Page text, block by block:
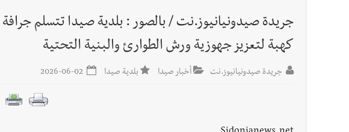
جريدة صيدونيانيوز.نت / بالصور : بلدية صيدا تتسلم
كهبة لتعزيز جهوزية ورش الطوارئ والبنية التحتية
جريدة صيدونيانيوز.نت أخبار صيدا بلدية صيدا